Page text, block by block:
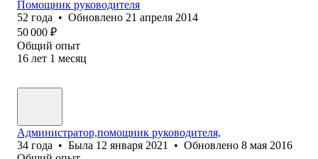
Помощник руководителя
52 года • Обновлено 21 апреля 2014
50 000 ₽
Общий опыт
16 лет 1 месяц
Администратор,помощник руководителя,
34 года • Была 12 января 2021 • Обновлено 8 мая 2016